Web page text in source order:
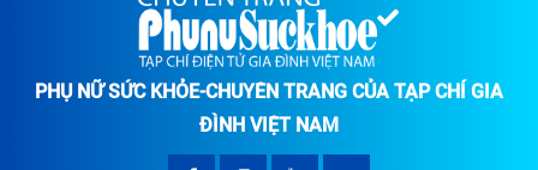
PHỤ NỮ SỨC KHỎE-CHUYÊN TRANG CỦA TẠP CHÍ GIA
ĐÌNH VIỆT NAM